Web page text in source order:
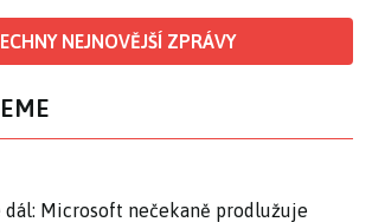
NEJNOVĚJŠÍ ZPRÁVY
Microsoft nečekaně prodlužuje